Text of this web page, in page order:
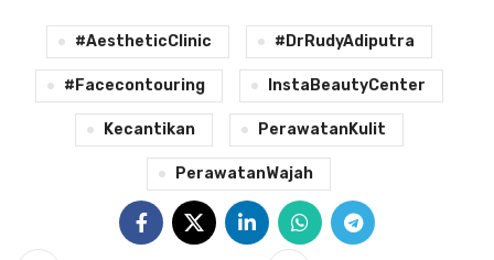
#AestheticClinic #DrRudyAdiputra
#facecontouring InstaBeautyCenter
Kecantikan PerawatanKulit
PerawatanWajah